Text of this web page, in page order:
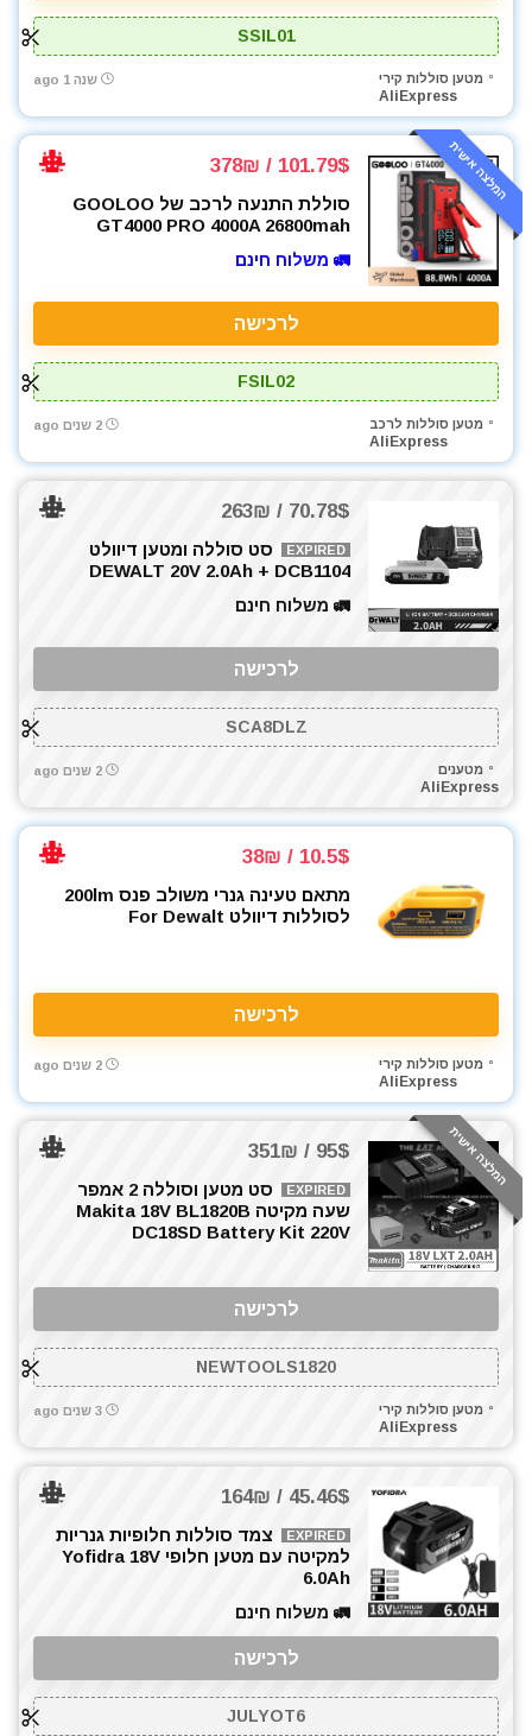
SSIL01
מטען סוללות קירי
AliExpress
שנה 1 ago
המלצה אישית 101.79$ / 378₪
סוללת התנעה לרכב של GOOLOO
GT4000 PRO 4000A 26800mah
🚛 משלוח חינם
לרכישה
FSIL02
מטען סוללות לרכב
AliExpress
2 שנים ago
70.78$ / 263₪
EXPIRED
סט סוללה ומטען דיוולט
DEWALT 20V 2.0Ah + DCB1104
🚛 משלוח חינם
לרכישה
SCA8DLZ
מטענים
AliExpress
2 שנים ago
10.5$ / 38₪
מתאם טעינה גנרי משולב פנס 200lm
לסוללות דיוולט For Dewalt
לרכישה
מטען סוללות קירי
AliExpress
2 שנים ago
המלצה אישית 95$ / 351₪
EXPIRED
סט מטען וסוללה 2 אמפר
שעה מקיטה Makita 18V BL1820B
DC18SD Battery Kit 220V
לרכישה
NEWTOOLS1820
מטען סוללות קירי
AliExpress
3 שנים ago
45.46$ / 164₪
EXPIRED
צמד סוללות חלופיות גנריות
למקיטה עם מטען חלופי Yofidra 18V
6.0Ah
🚛 משלוח חינם
לרכישה
JULYOT6